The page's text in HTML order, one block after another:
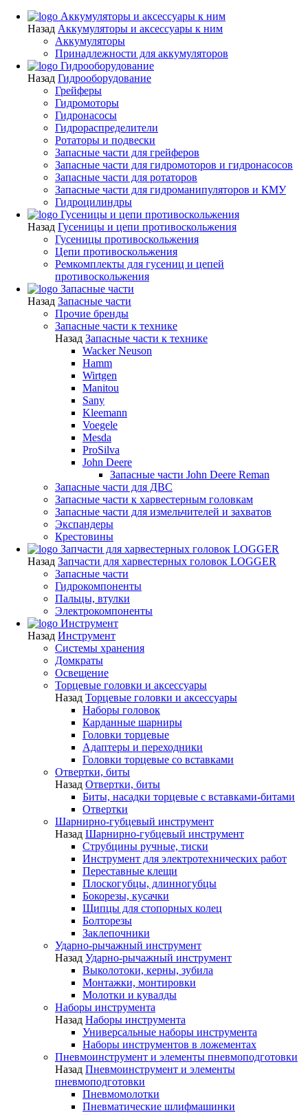
Аккумуляторы и аксессуары к ним
Назад Аккумуляторы и аксессуары к ним
Аккумуляторы
Принадлежности для аккумуляторов
Гидрооборудование
Назад Гидрооборудование
Грейферы
Гидромоторы
Гидронасосы
Гидрораспределители
Ротаторы и подвески
Запасные части для грейферов
Запасные части для гидромоторов и гидронасосов
Запасные части для ротаторов
Запасные части для гидроманипуляторов и КМУ
Гидроцилиндры
Гусеницы и цепи противоскольжения
Назад Гусеницы и цепи противоскольжения
Гусеницы противоскольжения
Цепи противоскольжения
Ремкомплекты для гусениц и цепей
противоскольжения
Запасные части
Назад Запасные части
Прочие бренды
Запасные части к технике
Назад Запасные части к технике
Wacker Neuson
Hamm
Wirtgen
Manitou
Sany
Kleemann
Voegele
Mesda
ProSilva
John Deere
Запасные части John Deere Reman
Запасные части для ДВС
Запасные части к харвестерным головкам
Запасные части для измельчителей и захватов
Экспандеры
Крестовины
Запчасти для харвестерных головок LOGGER
Назад Запчасти для харвестерных головок LOGGER
Запасные части
Гидрокомпоненты
Пальцы, втулки
Электрокомпоненты
Инструмент
Назад Инструмент
Системы хранения
Домкраты
Освещение
Торцевые головки и аксессуары
Назад Торцевые головки и аксессуары
Наборы головок
Карданные шарниры
Головки торцевые
Адаптеры и переходники
Головки торцевые со вставками
Отвертки, биты
Назад Отвертки, биты
Биты, насадки торцевые с вставками-битами
Отвертки
Шарнирно-губцевый инструмент
Назад Шарнирно-губцевый инструмент
Струбцины ручные, тиски
Инструмент для электротехнических работ
Переставные клещи
Плоскогубцы, длинногубцы
Бокорезы, кусачки
Щипцы для стопорных колец
Болторезы
Заклепочники
Ударно-рычажный инструмент
Назад Ударно-рычажный инструмент
Выколотоки, керны, зубила
Монтажки, монтировки
Молотки и кувалды
Наборы инструмента
Назад Наборы инструмента
Универсальные наборы инструмента
Наборы инструментов в ложементах
Пневмоинструмент и элементы пневмоподготовки
Назад Пневмоинструмент и элементы
пневмоподготовки
Пневмомолотки
Пневматические шлифмашинки